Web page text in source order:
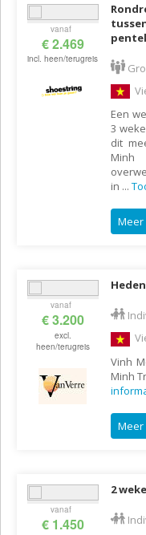
vanaf
€ 2.469
incl. heen/terugreis
Een
3
dit
in ...
vanaf
€ 3.200
excl.
heen/terugreis
Vinh
Minh
vanaf
€ 1.450
2